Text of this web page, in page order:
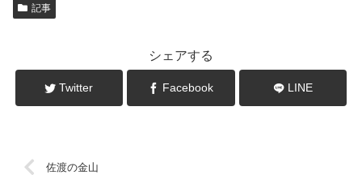
記事
シェアする
Twitter Facebook LINE
佐渡の金山